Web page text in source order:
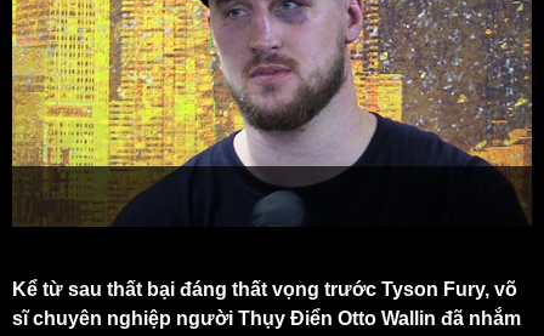
Kể từ sau thất bại đáng thất vọng trước Tyson Fury, võ
sĩ chuyên nghiệp người Thụy Điển Otto Wallin đã nhắm